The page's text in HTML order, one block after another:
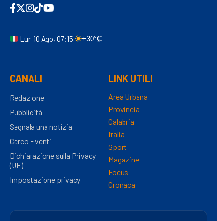
Lun 10 Ago, 07:15 +30°C
CANALI
Redazione
Pubblicità
Segnala una notizia
Cerco Eventi
Dichiarazione sulla Privacy
(UE)
Impostazione privacy
LINK UTILI
Area Urbana
Provincia
Calabria
Italia
Sport
Magazine
Focus
Cronaca